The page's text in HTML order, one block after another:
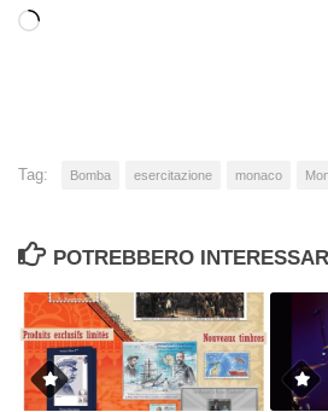
Caricamento
Tag: Bomba esercitazione monaco
POTREBBERO